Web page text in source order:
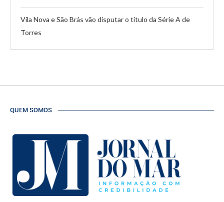
Vila Nova e São Brás vão disputar o título da Série A de
Torres
QUEM SOMOS